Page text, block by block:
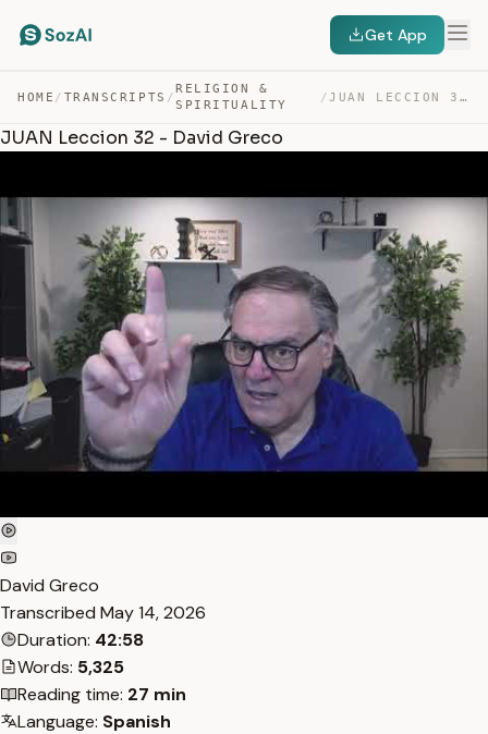
Get App
HOME / TRANSCRIPTS /
RELIGION &
SPIRITUALITY
/ JUAN LECCION 32 – DAVID GRECO — TRANSCRIPT
JUAN Leccion 32 - David Greco
David Greco
Transcribed May 14, 2026
Duration: 42:58
Words: 5,325
Reading time: 27 min
Language: Spanish